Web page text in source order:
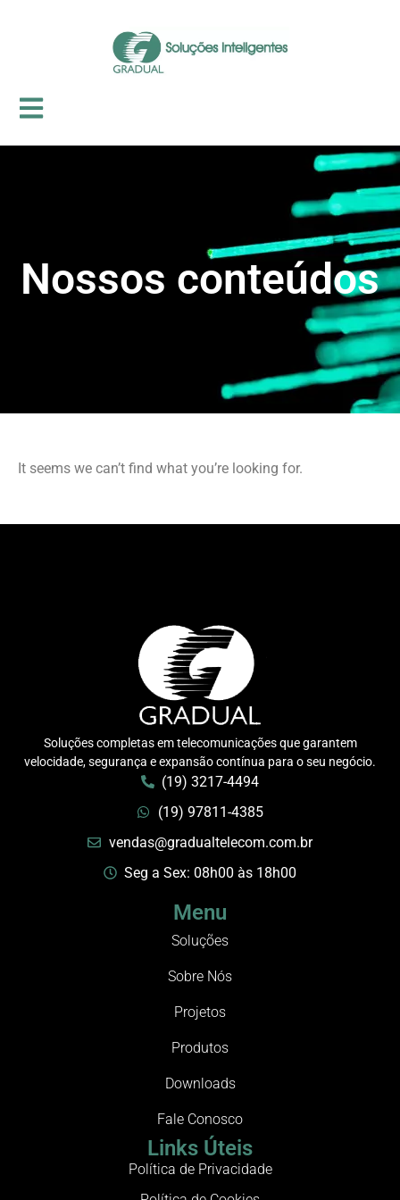
Nossos conteúdos
It seems we can’t find what you’re looking for.
Soluções completas em telecomunicações que garantem
velocidade, segurança e expansão contínua para o seu negócio.
(19) 3217-4494
(19) 97811-4385
vendas@gradualtelecom.com.br
Seg a Sex: 08h00 às 18h00
Menu
Soluções
Sobre Nós
Projetos
Produtos
Downloads
Fale Conosco
Links Úteis
Política de Privacidade